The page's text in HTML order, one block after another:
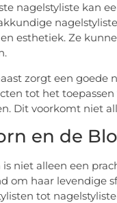
nagelstyliste kan
esthetiek. Ze
zorgt een goede
tot het
Dit voorkomt niet
en de
is niet alleen een
om haar levendige
tot